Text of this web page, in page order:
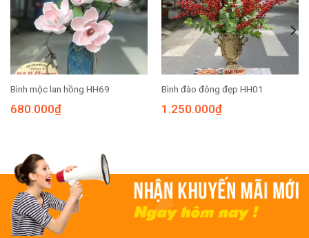
Bình mộc lan hồng HH69
680.000₫
Bình đào đông đẹp HH01
1.250.000₫